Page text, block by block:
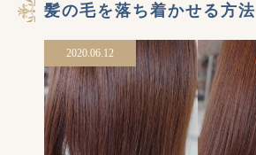
髪の毛を落ち着かせる方法
2020.06.12